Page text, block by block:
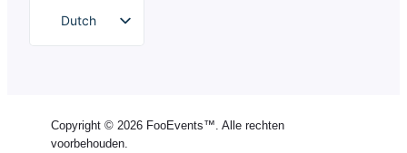
Dutch
Italian
Copyright © 2026 FooEvents™. Alle rechten
voorbehouden.